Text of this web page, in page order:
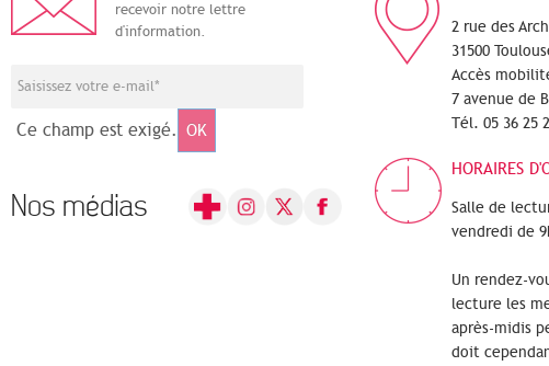
recevoir notre lettre
d'information.
Ce champ est exigé. OK
Nos médias
2 rue des
31500
Accès
7 avenue de
Tél. 05 36 25
HORAIRES
Salle de
vendredi de
Un rendez-
lecture les
après-midis
doit